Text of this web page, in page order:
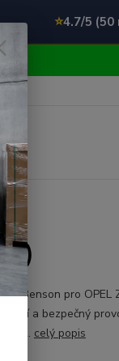
⭐4.7/5 (50
)
Benson pro OPEL
a bezpečný
ČR. celý popis